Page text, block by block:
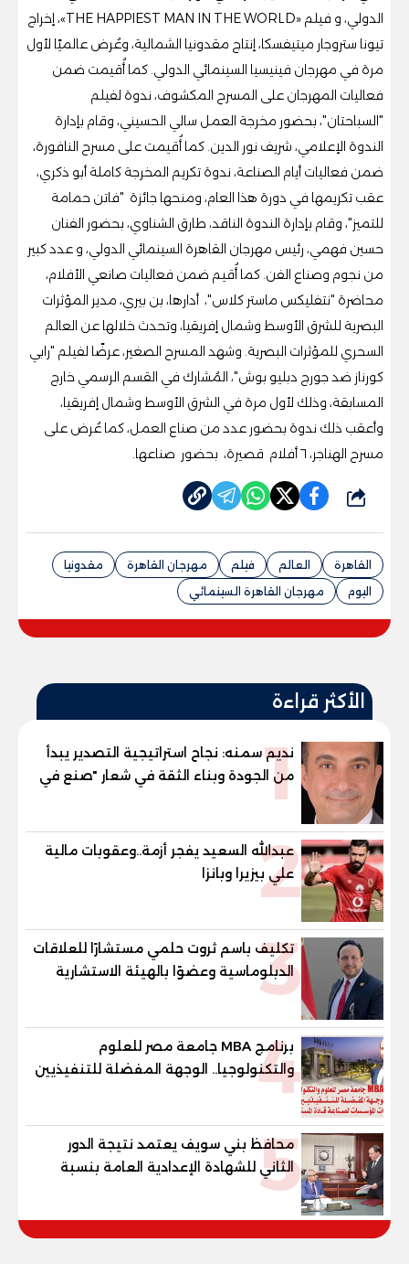
الدولي، و فيلم «THE HAPPIEST MAN IN THE WORLD»، إخراج
تيونا ستروجار ميتيفسكا، إنتاج مقدونيا الشمالية، وعُرض عالميًا لأول
مرة في مهرجان فينيسيا السينمائي الدولي. كما أُقيمت ضمن
فعاليات المهرجان على المسرح المكشوف، ندوة لفيلم
"السباحتان"، بحضور مخرجة العمل سالي الحسيني، وقام بإدارة
الندوة الإعلامي، شريف نور الدين. كما أُقيمت على مسرح النافورة،
ضمن فعاليات أيام الصناعة، ندوة تكريم المخرجة كاملة أبو ذكري،
عقب تكريمها في دورة هذا العام، ومنحها جائزة "فاتن حمامة
للتميز"، وقام بإدارة الندوة الناقد، طارق الشناوي، بحضور الفنان
حسين فهمي، رئيس مهرجان القاهرة السينمائي الدولي، و عدد كبير
من نجوم وصناع الفن. كما أُقيم ضمن فعاليات صانعي الأفلام،
محاضرة "نتفليكس ماستر كلاس"، أدارها، بن بيري، مدير المؤثرات
البصرية للشرق الأوسط وشمال إفريقيا، وتحدث خلالها عن العالم
السحري للمؤثرات البصرية. وشهد المسرح الصغير، عرضًا لفيلم "رابي
كورناز ضد جورج دبليو بوش"، المُشارك في القسم الرسمي خارج
المسابقة، وذلك لأول مرة في الشرق الأوسط وشمال إفريقيا،
وأعقب ذلك ندوة بحضور عدد من صناع العمل، كما عُرض على
مسرح الهناجر، ٦ أفلام قصيرة، بحضور صناعها.
شارك
القاهرة العالم فيلم مهرجان القاهرة
مقدونيا
اليوم
مهرجان القاهرة السينمائي
الأكثر قراءة
1
نديم سمنه: نجاح استراتيجية التصدير يبدأ
من الجودة وبناء الثقة في شعار "صنع في
مصر"
2
عبدالله السعيد يفجر أزمة..وعقوبات مالية
علي بيزيرا وبانزا
3
تكليف باسم ثروت حلمي مستشارًا للعلاقات
الدبلوماسية وعضوًا بالهيئة الاستشارية
العليا لمنظمة «جاد جمينت يوإن»
4
برنامج MBA جامعة مصر للعلوم
والتكنولوجيا.. الوجهة المفضلة للتنفيذيين
وقيادات المؤسسات لصناعة قادة
5
محافظ بني سويف يعتمد نتيجة الدور
الثاني للشهادة الإعدادية العامة بنسبة
والنور للمكفوفين